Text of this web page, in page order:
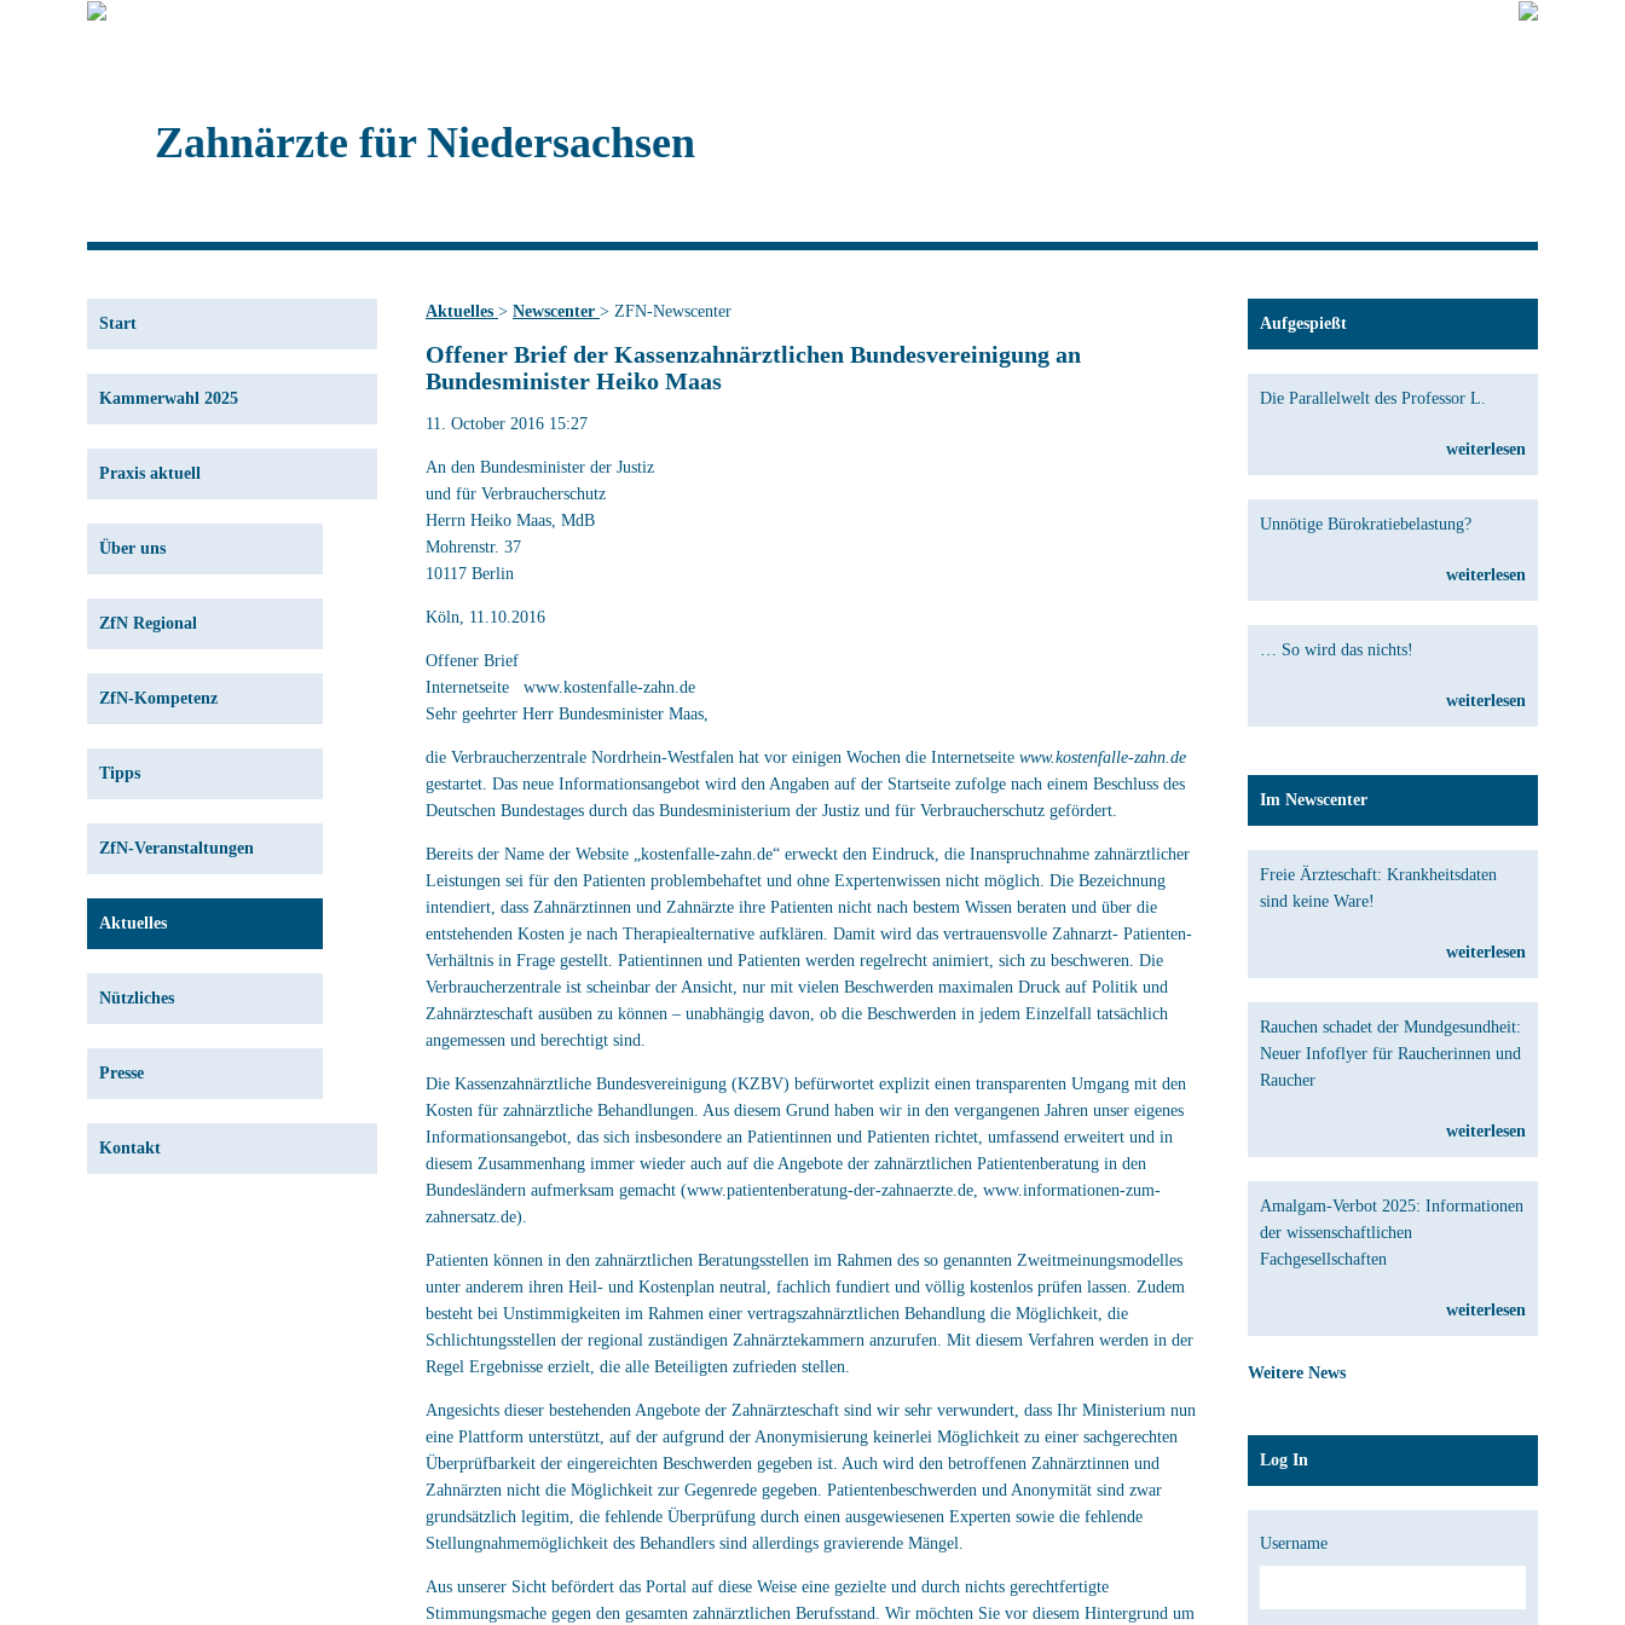
Zahnärzte für Niedersachsen
Start
Kammerwahl 2025
Praxis aktuell
Über uns
ZfN Regional
ZfN-Kompetenz
Tipps
ZfN-Veranstaltungen
Aktuelles
Nützliches
Presse
Kontakt
Aktuelles > Newscenter > ZFN-Newscenter
Offener Brief der Kassenzahnärztlichen Bundesvereinigung an
Bundesminister Heiko Maas
11. October 2016 15:27
An den Bundesminister der Justiz
und für Verbraucherschutz
Herrn Heiko Maas, MdB
Mohrenstr. 37
10117 Berlin
Köln, 11.10.2016
Offener Brief
Internetseite www.kostenfalle-zahn.de
Sehr geehrter Herr Bundesminister Maas,
die Verbraucherzentrale Nordrhein-Westfalen hat vor einigen Wochen die Internetseite www.kostenfalle-zahn.de
gestartet. Das neue Informationsangebot wird den Angaben auf der Startseite zufolge nach einem Beschluss des
Deutschen Bundestages durch das Bundesministerium der Justiz und für Verbraucherschutz gefördert.
Bereits der Name der Website „kostenfalle-zahn.de“ erweckt den Eindruck, die Inanspruchnahme zahnärztlicher
Leistungen sei für den Patienten problembehaftet und ohne Expertenwissen nicht möglich. Die Bezeichnung
intendiert, dass Zahnärztinnen und Zahnärzte ihre Patienten nicht nach bestem Wissen beraten und über die
entstehenden Kosten je nach Therapiealternative aufklären. Damit wird das vertrauensvolle Zahnarzt- Patienten-
Verhältnis in Frage gestellt. Patientinnen und Patienten werden regelrecht animiert, sich zu beschweren. Die
Verbraucherzentrale ist scheinbar der Ansicht, nur mit vielen Beschwerden maximalen Druck auf Politik und
Zahnärzteschaft ausüben zu können – unabhängig davon, ob die Beschwerden in jedem Einzelfall tatsächlich
angemessen und berechtigt sind.
Die Kassenzahnärztliche Bundesvereinigung (KZBV) befürwortet explizit einen transparenten Umgang mit den
Kosten für zahnärztliche Behandlungen. Aus diesem Grund haben wir in den vergangenen Jahren unser eigenes
Informationsangebot, das sich insbesondere an Patientinnen und Patienten richtet, umfassend erweitert und in
diesem Zusammenhang immer wieder auch auf die Angebote der zahnärztlichen Patientenberatung in den
Bundesländern aufmerksam gemacht (www.patientenberatung-der-zahnaerzte.de, www.informationen-zum-
zahnersatz.de).
Patienten können in den zahnärztlichen Beratungsstellen im Rahmen des so genannten Zweitmeinungsmodelles
unter anderem ihren Heil- und Kostenplan neutral, fachlich fundiert und völlig kostenlos prüfen lassen. Zudem
besteht bei Unstimmigkeiten im Rahmen einer vertragszahnärztlichen Behandlung die Möglichkeit, die
Schlichtungsstellen der regional zuständigen Zahnärztekammern anzurufen. Mit diesem Verfahren werden in der
Regel Ergebnisse erzielt, die alle Beteiligten zufrieden stellen.
Angesichts dieser bestehenden Angebote der Zahnärzteschaft sind wir sehr verwundert, dass Ihr Ministerium nun
eine Plattform unterstützt, auf der aufgrund der Anonymisierung keinerlei Möglichkeit zu einer sachgerechten
Überprüfbarkeit der eingereichten Beschwerden gegeben ist. Auch wird den betroffenen Zahnärztinnen und
Zahnärzten nicht die Möglichkeit zur Gegenrede gegeben. Patientenbeschwerden und Anonymität sind zwar
grundsätzlich legitim, die fehlende Überprüfung durch einen ausgewiesenen Experten sowie die fehlende
Stellungnahmemöglichkeit des Behandlers sind allerdings gravierende Mängel.
Aus unserer Sicht befördert das Portal auf diese Weise eine gezielte und durch nichts gerechtfertigte
Stimmungsmache gegen den gesamten zahnärztlichen Berufsstand. Wir möchten Sie vor diesem Hintergrund um
Aufgespießt
Die Parallelwelt des Professor L.
weiterlesen
Unnötige Bürokratiebelastung?
weiterlesen
… So wird das nichts!
weiterlesen
Im Newscenter
Freie Ärzteschaft: Krankheitsdaten
sind keine Ware!
weiterlesen
Rauchen schadet der Mundgesundheit:
Neuer Infoflyer für Raucherinnen und
Raucher
weiterlesen
Amalgam-Verbot 2025: Informationen
der wissenschaftlichen
Fachgesellschaften
weiterlesen
Weitere News
Log In
Username